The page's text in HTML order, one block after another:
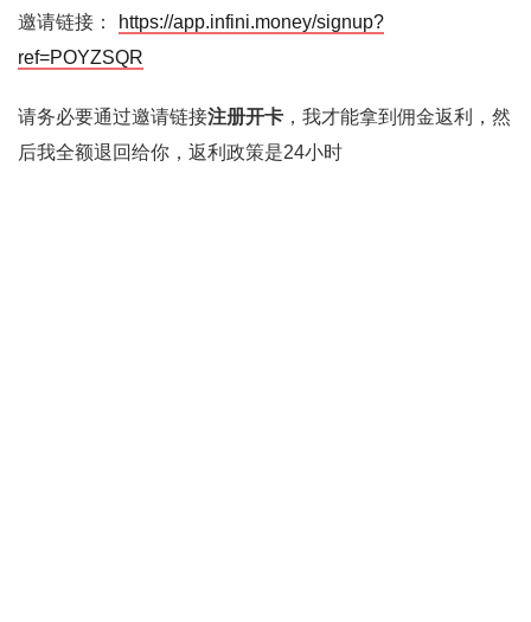
邀请链接：
https://app.infini.money/signup?
ref=POYZSQR
请务必要通过邀请链接注册开卡 ，我才能拿到佣金返利，然
后我全额退回给你，返利政策是24小时